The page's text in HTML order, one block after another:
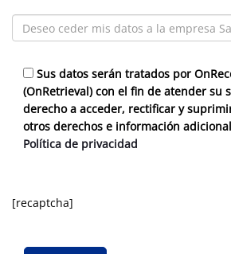
Sus datos serán tratados por
(OnRetrieval) con el fin de atender su
derecho a acceder, rectificar y
otros derechos e información
Política de privacidad
[recaptcha]